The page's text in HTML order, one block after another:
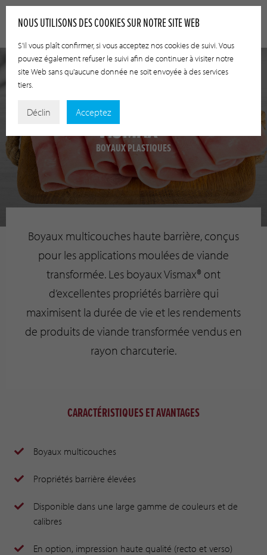
VISMAX®
BOYAUX PLASTIQUES
Boyaux multicouches haute barrière, conçus
pour les applications moulées de viande
transformée. Les boyaux Vismax® ont
d’excellentes propriétés barrière qui
maximisent la durée de vie et les rendements
de produits de viande transformée vendus en
rayon charcuterie.
CARACTÉRISTIQUES ET AVANTAGES
Boyaux multicouches
Propriétés barrière élevées
Disponible dans une large gamme de couleurs et de
calibres
En option, impression haute qualité (recto et verso)
NOUS UTILISONS DES COOKIES SUR NOTRE SITE WEB
S'il vous plaît confirmer, si vous acceptez nos cookies de suivi. Vous
pouvez également refuser le suivi afin de continuer à visiter notre
site Web sans qu'aucune donnée ne soit envoyée à des services
tiers.
Déclin Acceptez